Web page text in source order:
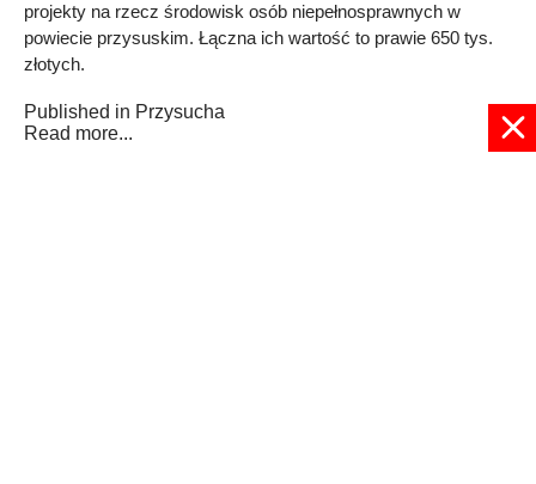
projekty na rzecz środowisk osób niepełnosprawnych w
powiecie przysuskim. Łączna ich wartość to prawie 650 tys.
złotych.
Published in Przysucha
Read more...